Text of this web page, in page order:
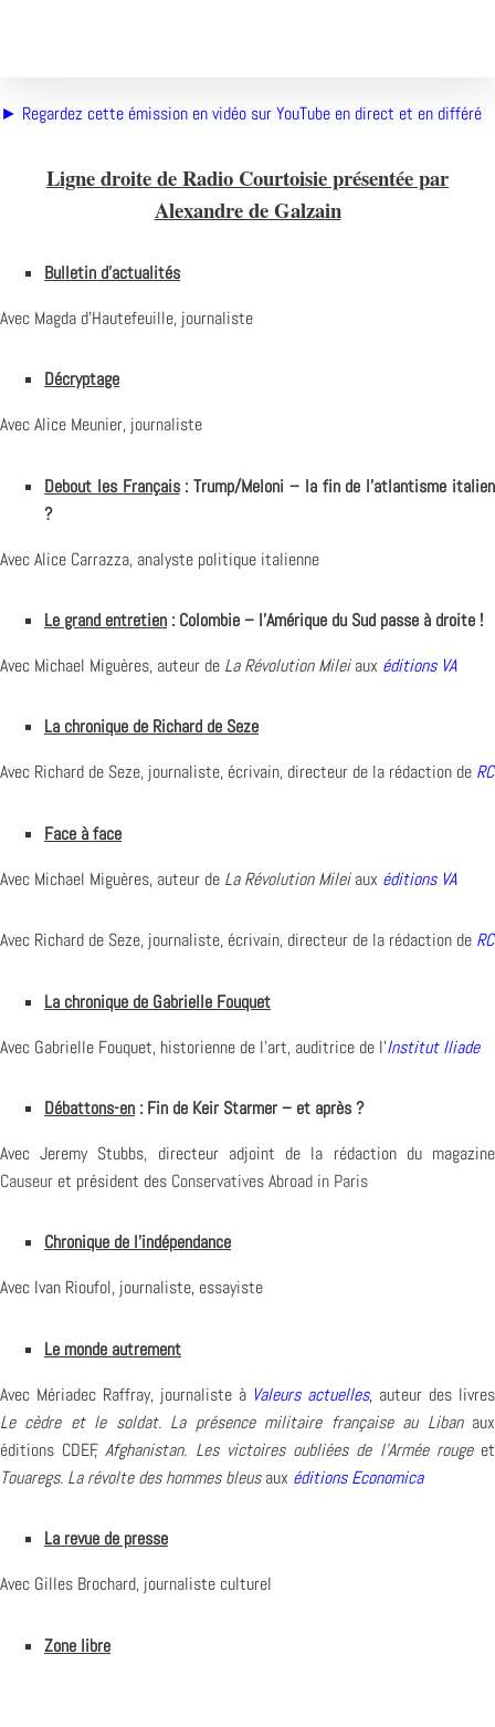
► Regardez cette émission en vidéo sur YouTube en direct et en différé
Ligne droite de Radio Courtoisie présentée par
Alexandre de Galzain
Bulletin d’actualités
Avec Magda d’Hautefeuille, journaliste
Décryptage
Avec Alice Meunier, journaliste
Debout les Français : Trump/Meloni – la fin de l’atlantisme italien
?
Avec Alice Carrazza, analyste politique italienne
Le grand entretien : Colombie – l’Amérique du Sud passe à droite !
Avec Michael Miguères, auteur de La Révolution Mileiaux éditions VA
La chronique de Richard de Seze
Avec Richard de Seze, journaliste, écrivain, directeur de la rédaction de RC
Face à face
Avec Michael Miguères, auteur de La Révolution Mileiaux éditions VA
Avec Richard de Seze, journaliste, écrivain, directeur de la rédaction de RC
La chronique de Gabrielle Fouquet
Avec Gabrielle Fouquet, historienne de l’art, auditrice de l’Institut Iliade
Débattons-en : Fin de Keir Starmer – et après ?
Avec Jeremy Stubbs, directeur adjoint de la rédaction du magazine
Causeur et président des Conservatives Abroad in Paris
Chronique de l’indépendance
Avec Ivan Rioufol, journaliste, essayiste
Le monde autrement
Avec Mériadec Raffray, journaliste à Valeurs actuelles, auteur des livres
Le cèdre et le soldat. La présence militaire française au Libanaux
éditions CDEF,Afghanistan. Les victoires oubliées de l’Armée rougeet
Touaregs. La révolte des hommes bleusaux éditions Economica
La revue de presse
Avec Gilles Brochard, journaliste culturel
Zone libre